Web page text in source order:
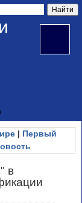
| Первый
в